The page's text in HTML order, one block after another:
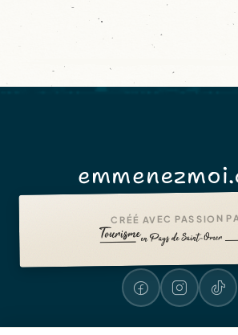
CRÉÉ AVEC PASSION